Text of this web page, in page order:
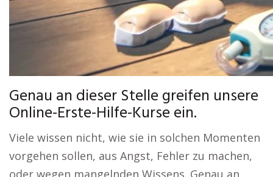
Genau an dieser Stelle greifen unsere
Online-Erste-Hilfe-Kurse ein.
Viele wissen nicht, wie sie in solchen Momenten
vorgehen sollen, aus Angst, Fehler zu machen,
oder wegen mangelnden Wissens. Genau an